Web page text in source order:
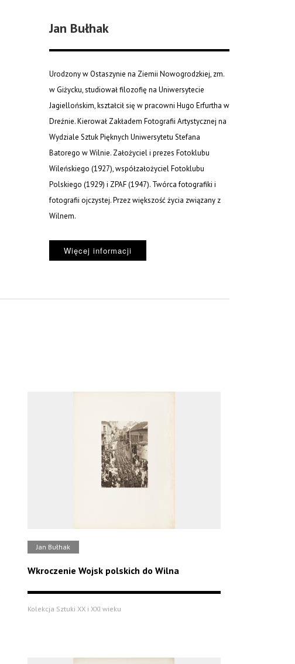
Jan Bułhak
Urodzony w Ostaszynie na Ziemii Nowogrodzkiej, zm.
w Giżycku, studiował filozofię na Uniwersytecie
Jagiellońskim, kształcił się w pracowni Hugo Erfurtha w
Dreźnie. Kierował Zakładem Fotografii Artystycznej na
Wydziale Sztuk Pięknych Uniwersytetu Stefana
Batorego w Wilnie. Założyciel i prezes Fotoklubu
Wileńskiego (1927), współzałożyciel Fotoklubu
Polskiego (1929) i ZPAF (1947). Twórca fotografiki i
fotografii ojczystej. Przez większość życia związany z
Wilnem.
Więcej informacji
Jan Bułhak
Wkroczenie Wojsk polskich do Wilna
Kolekcja Sztuki XX i XXI wieku